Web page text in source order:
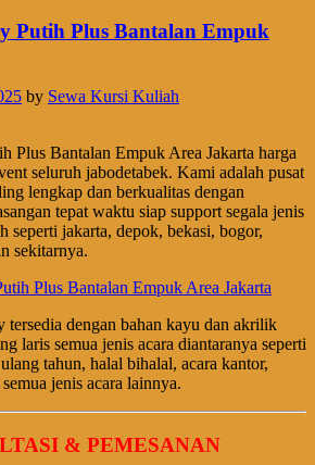
Putih Plus Bantalan Empuk
by Sewa Kursi Kuliah
Plus Bantalan Empuk Area Jakarta harga
seluruh jabodetabek. Kami adalah pusat
lengkap dan berkualitas dengan
tepat waktu siap support segala jenis
seperti jakarta, depok, bekasi, bogor,
sekitarnya.
tersedia dengan bahan kayu dan akrilik
laris semua jenis acara diantaranya seperti
tahun, halal bihalal, acara kantor,
jenis acara lainnya.
& PEMESANAN